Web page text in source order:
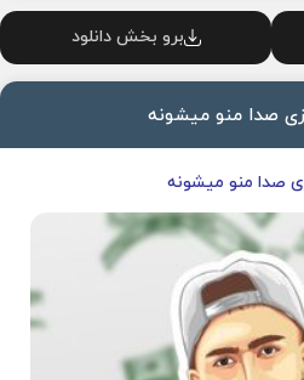
برو بخش دانلود
صدا منو میشونه
صدا منو میشونه